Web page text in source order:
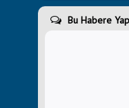
Bu Habere